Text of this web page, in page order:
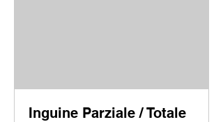
Inguine Parziale / Totale